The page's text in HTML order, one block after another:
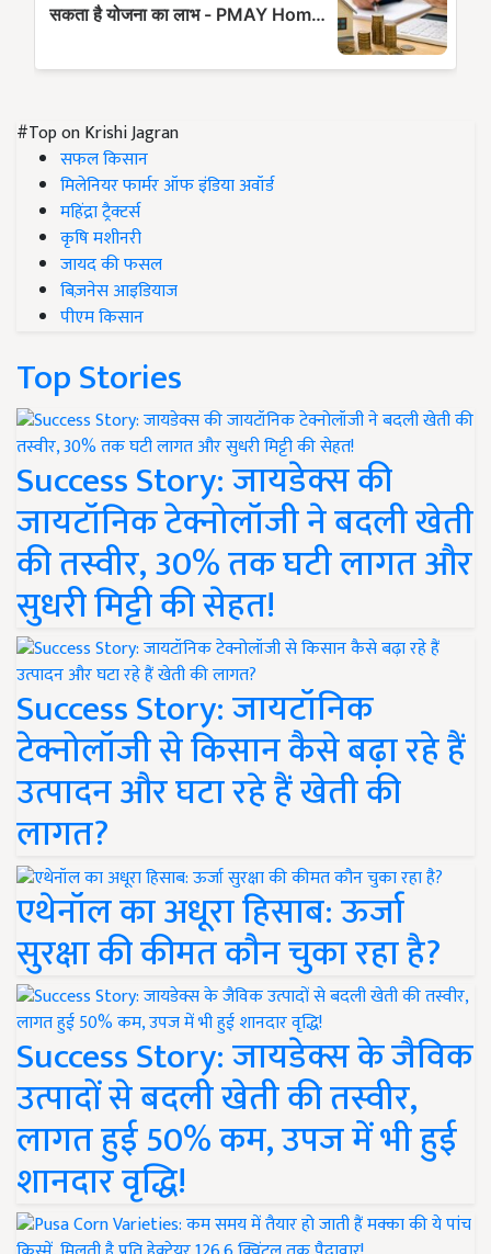
#Top on Krishi Jagran
सफल किसान
मिलेनियर फार्मर ऑफ इंडिया अवॉर्ड
महिंद्रा ट्रैक्टर्स
कृषि मशीनरी
जायद की फसल
बिज़नेस आइडियाज
पीएम किसान
Top Stories
Success Story: जायडेक्स की
जायटॉनिक टेक्नोलॉजी ने बदली खेती
की तस्वीर, 30% तक घटी लागत और
सुधरी मिट्टी की सेहत!
Success Story: जायटॉनिक
टेक्नोलॉजी से किसान कैसे बढ़ा रहे हैं
उत्पादन और घटा रहे हैं खेती की
लागत?
एथेनॉल का अधूरा हिसाब: ऊर्जा
सुरक्षा की कीमत कौन चुका रहा है?
Success Story: जायडेक्स के जैविक
उत्पादों से बदली खेती की तस्वीर,
लागत हुई 50% कम, उपज में भी हुई
शानदार वृद्धि!